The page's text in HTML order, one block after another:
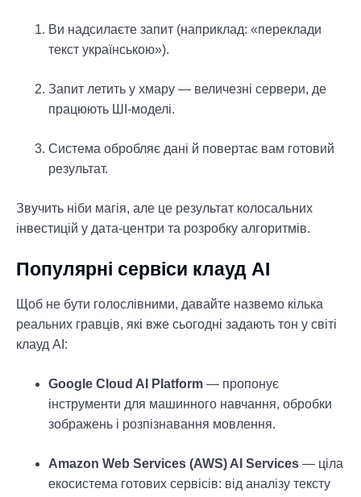
Ви надсилаєте запит (наприклад: «переклади
текст українською»).
Запит летить у хмару — величезні сервери, де
працюють ШІ-моделі.
Система обробляє дані й повертає вам готовий
результат.
Звучить ніби магія, але це результат колосальних
інвестицій у дата-центри та розробку алгоритмів.
Популярні сервіси клауд АІ
Щоб не бути голослівними, давайте назвемо кілька
реальних гравців, які вже сьогодні задають тон у світі
клауд АІ:
Google Cloud AI Platform — пропонує
інструменти для машинного навчання, обробки
зображень і розпізнавання мовлення.
Amazon Web Services (AWS) AI Services — ціла
екосистема готових сервісів: від аналізу тексту